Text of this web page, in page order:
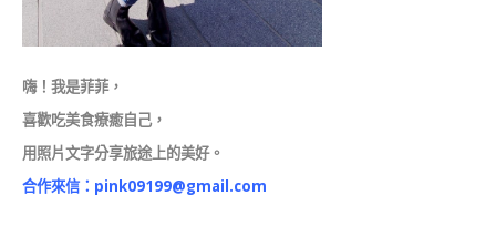
嗨！我是菲菲，
喜歡吃美食療癒自己，
用照片文字分享旅途上的美好。
合作來信： pink09199@gmail.com